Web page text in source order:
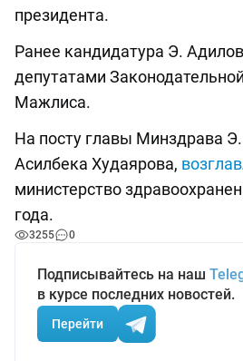
президента.
Ранее кандидатура Э.
депутатами
Мажлиса.
На посту главы Минздрава
Асилбека Худаярова,
министерство
года.
3255 0
Подписывайтесь на наш
в курсе последних новостей.
Перейти